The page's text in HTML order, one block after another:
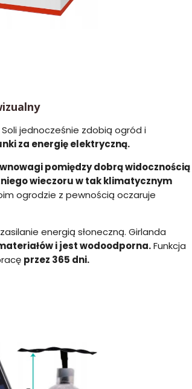
jednocześnie zdobią ogród i
za energię elektryczną.
pomiędzy dobrą widocznością
wieczoru w tak klimatycznym
ogrodzie z pewnością oczaruje
energią słoneczną. Girlanda
i jest wodoodporna.Funkcja
przez 365 dni.